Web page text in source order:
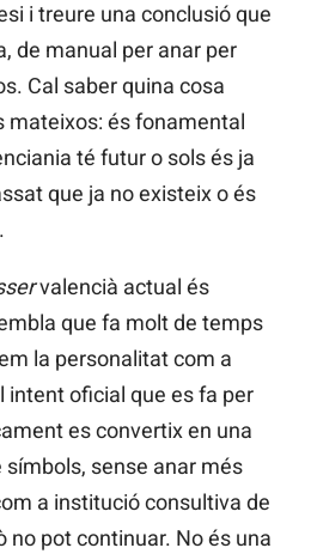
i treure una conclusió que
de manual per anar per
Cal saber quina cosa
mateixos: és fonamental
té futur o sols és ja
que ja no existeix o és
valencià actual és
que fa molt de temps
la personalitat com a
intent oficial que es fa per
es convertix en una
símbols, sense anar més
a institució consultiva de
no pot continuar. No és una